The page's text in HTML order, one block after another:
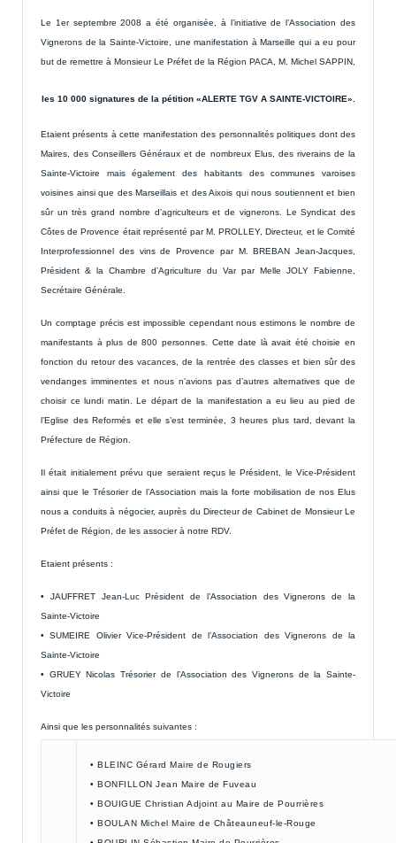
Le 1er septembre 2008 a été organisée, à l’initiative de l’Association des
Vignerons de la Sainte-Victoire, une manifestation à Marseille qui a eu pour
but de remettre à Monsieur Le Préfet de la Région PACA, M. Michel SAPPIN,
les 10 000 signatures de la pétition «ALERTE TGV A SAINTE-VICTOIRE».
Etaient présents à cette manifestation des personnalités politiques dont des
Maires, des Conseillers Généraux et de nombreux Elus, des riverains de la
Sainte-Victoire mais également des habitants des communes varoises
voisines ainsi que des Marseillais et des Aixois qui nous soutiennent et bien
sûr un très grand nombre d’agriculteurs et de vignerons. Le Syndicat des
Côtes de Provence était représenté par M. PROLLEY, Directeur, et le Comité
Interprofessionnel des vins de Provence par M. BREBAN Jean-Jacques,
Président & la Chambre d’Agriculture du Var par Melle JOLY Fabienne,
Secrétaire Générale.
Un comptage précis est impossible cependant nous estimons le nombre de
manifestants à plus de 800 personnes. Cette date là avait été choisie en
fonction du retour des vacances, de la rentrée des classes et bien sûr des
vendanges imminentes et nous n’avions pas d’autres alternatives que de
choisir ce lundi matin. Le départ de la manifestation a eu lieu au pied de
l’Eglise des Reformés et elle s’est terminée, 3 heures plus tard, devant la
Préfecture de Région.
Il était initialement prévu que seraient reçus le Président, le Vice-Président
ainsi que le Trésorier de l’Association mais la forte mobilisation de nos Elus
nous a conduits à négocier, auprès du Directeur de Cabinet de Monsieur Le
Préfet de Région, de les associer à notre RDV.
Etaient présents :
• JAUFFRET Jean-Luc Président de l’Association des Vignerons de la
Sainte-Victoire
• SUMEIRE Olivier Vice-Président de l’Association des Vignerons de la
Sainte-Victoire
• GRUEY Nicolas Trésorier de l’Association des Vignerons de la Sainte-
Victoire
Ainsi que les personnalités suivantes :
• BLEINC Gérard Maire de Rougiers
• BONFILLON Jean Maire de Fuveau
• BOUIGUE Christian Adjoint au Maire de Pourrières
• BOULAN Michel Maire de Châteauneuf-le-Rouge